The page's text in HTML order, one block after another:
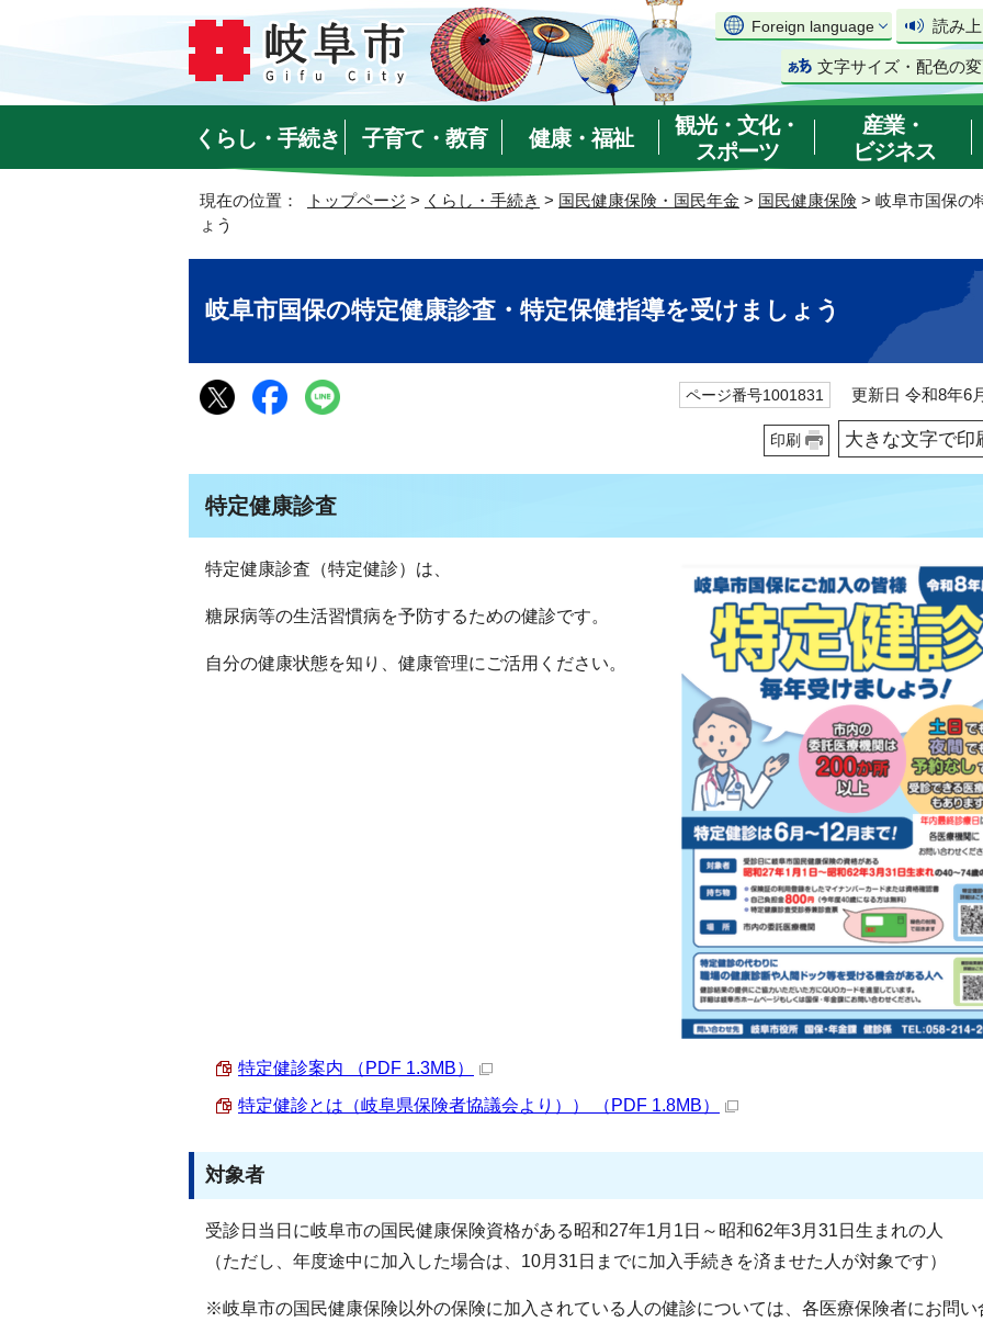
Foreign language 読み
文字サイズ・配色の
くらし・手続き 子育て・教育 健康・福祉
観光・文化・
スポーツ
産業・
ビジネス
現在の位置： トップページ > くらし・手続き > 国民健康保険・国民年金 > 国民健康保険 > 岐阜市国保の
ょう
岐阜市国保の特定健康診査・特定保健指導を受けましょう
ページ番号1001831 更新日 令和8年6
印刷 大きな文字で印
特定健康診査
特定健康診査（特定健診）は、
糖尿病等の生活習慣病を予防するための健診です。
自分の健康状態を知り、健康管理にご活用ください。
特定健診案内 （PDF 1.3MB）
特定健診とは（岐阜県保険者協議会より）） （PDF 1.8MB）
対象者
受診日当日に岐阜市の国民健康保険資格がある昭和27年1月1日～昭和62年3月31日生まれの人
（ただし、年度途中に加入した場合は、10月31日までに加入手続きを済ませた人が対象です）
※岐阜市の国民健康保険以外の保険に加入されている人の健診については、各医療保険者にお問い